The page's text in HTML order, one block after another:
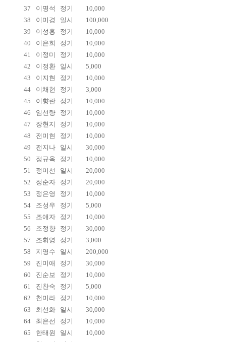
37
이명석 정기
10,000
38
이미경 일시
100,000
39
이성홍 정기
10,000
40
이은희 정기
10,000
41
이정미 정기
10,000
42
이정환 일시
5,000
43
이지현 정기
10,000
44
이채현 정기
3,000
45
이향란 정기
10,000
46
임선량 정기
10,000
47
장현지 정기
10,000
48
전미현 정기
10,000
49
전지나 일시
30,000
50
정규옥 정기
10,000
51
정미선 일시
20,000
52
정순자 정기
20,000
53
정은영 정기
10,000
54
조성우 정기
5,000
55
조애자 정기
10,000
56
조정향 정기
30,000
57
조휘영 정기
3,000
58
지영수 일시
200,000
59
진미애 정기
30,000
60
진순보 정기
10,000
61
진찬숙 정기
5,000
62
천미라 정기
10,000
63
최선화 일시
30,000
64
최은선 정기
10,000
65
한태원 일시
10,000